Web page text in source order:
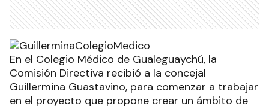
En el Colegio Médico de Gualeguaychú, la
Comisión Directiva recibió a la concejal
Guillermina Guastavino, para comenzar a trabajar
en el proyecto que propone crear un ámbito de